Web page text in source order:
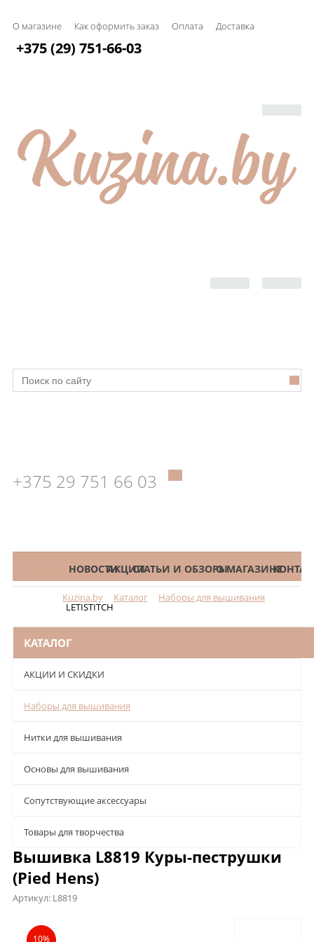
О магазине Как оформить заказ Оплата Доставка
+375 (29) 751-66-03
+375 29 751 66 03
КАТАЛОГНОВОСТИАКЦИИСТАТЬИ И ОБЗОРЫО МАГАЗИНЕ
Kuzina.by Каталог Наборы для вышивания
LETISTITCH
КАТАЛОГ
АКЦИИ И СКИДКИ
Наборы для вышивания
Нитки для вышивания
Основы для вышивания
Сопутствующие аксессуары
Товары для творчества
Вышивка L8819 Куры-пеструшки
(Pied Hens)
Артикул: L8819
Описание
10%